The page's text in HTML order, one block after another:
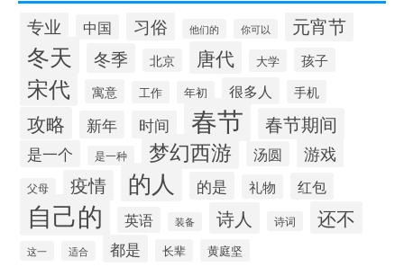
专业 中国 习俗 他们的 你可以 元宵节
冬天 冬季 北京 唐代 大学 孩子
宋代 寓意 工作 年初 很多人 手机
攻略 新年 时间 春节 春节期间
是一个 是一种 梦幻西游 汤圆 游戏
父母 疫情 的人 的是 礼物 红包
自己的 英语 装备 诗人 诗词 还不
这一 适合 都是 长辈 黄庭坚